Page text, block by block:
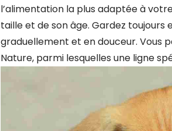
l’alimentation la plus adaptée à
taille et de son âge. Gardez
graduellement et en douceur. Vous
Nature, parmi lesquelles une ligne